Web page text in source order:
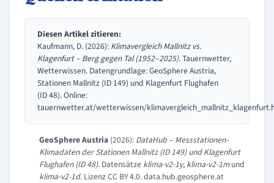
Diesen Artikel zitieren:
Kaufmann, D. (2026): Klimavergleich Mallnitz vs.
Klagenfurt – Berg gegen Tal (1952–2025).Tauernwetter,
Wetterwissen. Datengrundlage: GeoSphere Austria,
Stationen Mallnitz (ID 149) und Klagenfurt Flughafen
(ID 48). Online:
tauernwetter.at/wetterwissen/
GeoSphere Austria (2026): DataHub – Messstationen-
Klimadaten der Stationen Mallnitz (ID 149) und Klagenfurt
Flughafen (ID 48). Datensätze klima-v2-1y, klima-v2-1mund
klima-v2-1d. Lizenz CC BY 4.0.data.hub.geosphere.at